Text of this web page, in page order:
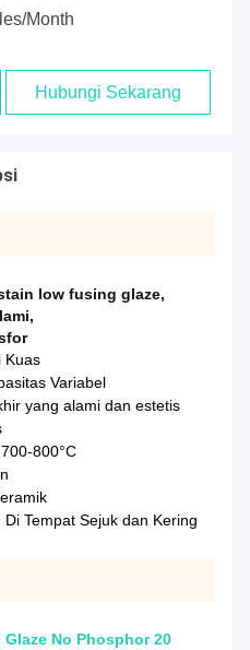
month
Hubungi Sekarang
low fusing glaze,
,
Kuas
Variabel
yang alami dan estetis
800°C
Di Tempat Sejuk dan Kering
No Phosphor 20